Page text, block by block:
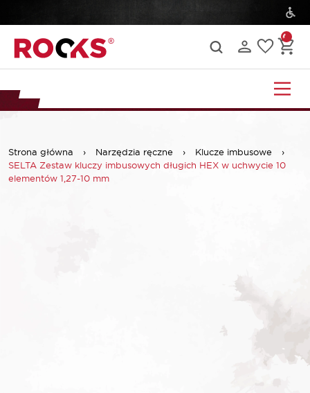
Strona główna › Narzędzia ręczne › Klucze imbusowe
›
SELTA Zestaw kluczy imbusowych długich HEX w uchwycie 10
elementów 1,27-10 mm